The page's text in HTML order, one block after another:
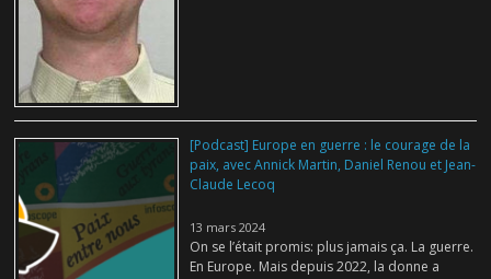
[Podcast] Europe en guerre : le courage de la
paix, avec Annick Martin, Daniel Renou et Jean-
Claude Lecoq
13 mars 2024
On se l’était promis: plus jamais ça. La guerre.
En Europe. Mais depuis 2022, la donne a